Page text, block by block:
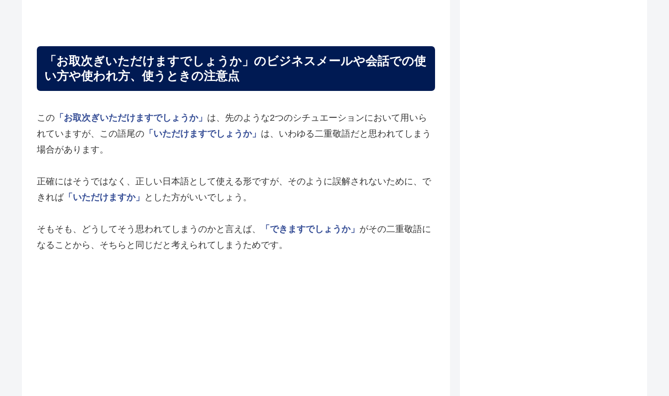
「お取次ぎいただけますでしょうか」のビジネスメールや会話での使
い方や使われ方、使うときの注意点
この 「お取次ぎいただけますでしょうか」 は、先のような2つのシチュエーションにおいて用いら
れていますが、この語尾の 「いただけますでしょうか」 は、いわゆる二重敬語だと思われてしまう
場合があります。
正確にはそうではなく、正しい日本語として使える形ですが、そのように誤解されないために、で
きれば「いただけますか」 とした方がいいでしょう。
そもそも、どうしてそう思われてしまうのかと言えば、 「できますでしょうか」 がその二重敬語に
なることから、そちらと同じだと考えられてしまうためです。